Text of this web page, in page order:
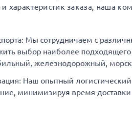
характеристик заказа, наша
Мы сотрудничаем с
выбор наиболее
железнодорожный,
Наш опытный
минимизируя время